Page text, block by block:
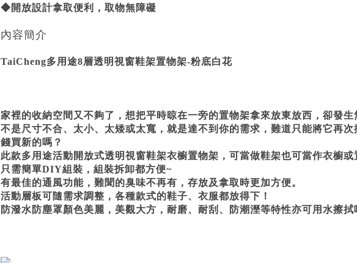
◆開放設計拿取便利，取物無障礙
內容簡介
TaiCheng多用途8層透明視窗鞋架置物架-粉底白花
家裡的收納空間又不夠了，想把平時晾在一旁的置物架拿來放東放西，卻發生
不是尺寸不合、太小、太矮或太寬，就是達不到你的需求，難道只能將它再
錢買新的嗎？
此款多用途活動開放式透明視窗鞋架衣櫥置物架，可當做鞋架也可當作衣櫥或
只需簡單DIY組裝，組裝拆卸都方便~
有最佳的通風功能，難聞的臭味不再有，存放及拿取時更加方便。
活動層板可隨需求調整，各種款式的鞋子、衣服都放得下！
防潑水防塵罩顏色美麗，美觀大方，耐磨、耐刮、防潮溼等特性亦可用水擦拭